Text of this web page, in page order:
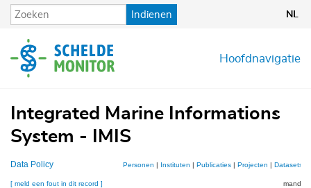
Overslaan
en
de
inhoud
Indienen NL
Hoofdnavigatie
Integrated Marine Informations
System - IMIS
Data Policy Personen | Instituten | Publicaties| Projecten | Datasets
[ meld een fout in dit record ] mandje